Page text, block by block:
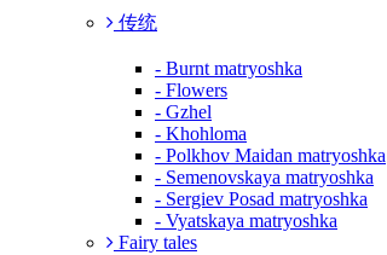
传统
- Burnt matryoshka
- Flowers
- Gzhel
- Khohloma
- Polkhov Maidan matryoshka
- Semenovskaya matryoshka
- Sergiev Posad matryoshka
- Vyatskaya matryoshka
Fairy tales